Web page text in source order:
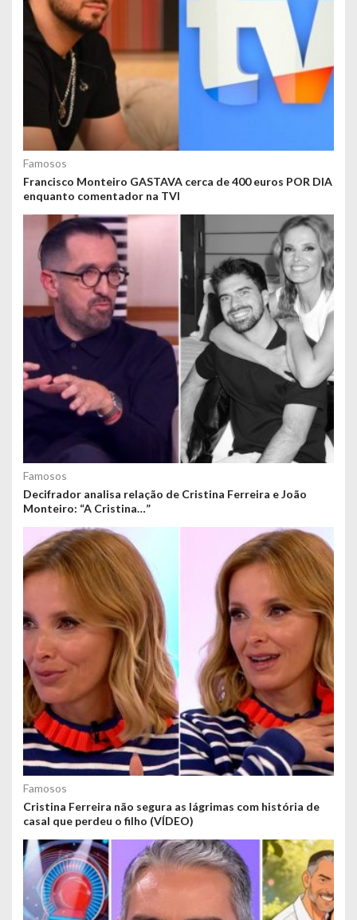
Famosos
Francisco Monteiro GASTAVA cerca de 400 euros POR DIA
enquanto comentador na TVI
Famosos
Decifrador analisa relação de Cristina Ferreira e João
Monteiro: “A Cristina…”
Famosos
Cristina Ferreira não segura as lágrimas com história de
casal que perdeu o filho (VÍDEO)